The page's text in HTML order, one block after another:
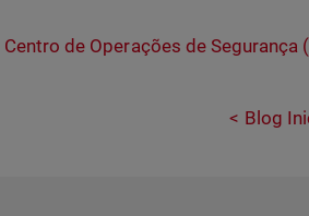
Centro de Operações de Segurança
Blog